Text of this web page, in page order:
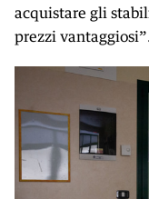
acquistare gli
prezzi